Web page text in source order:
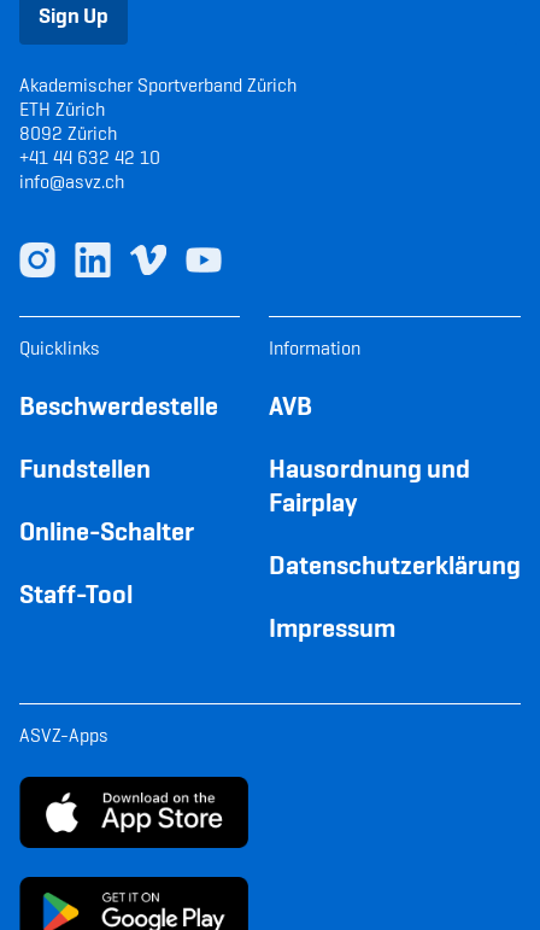
Sign Up
Akademischer Sportverband Zürich
ETH Zürich
8092 Zürich
+41 44 632 42 10
info@asvz.ch
Quicklinks
Beschwerdestelle
Fundstellen
Online-Schalter
Staff-Tool
Information
AVB
Hausordnung und
Fairplay
Datenschutzerklärung
Impressum
ASVZ-Apps